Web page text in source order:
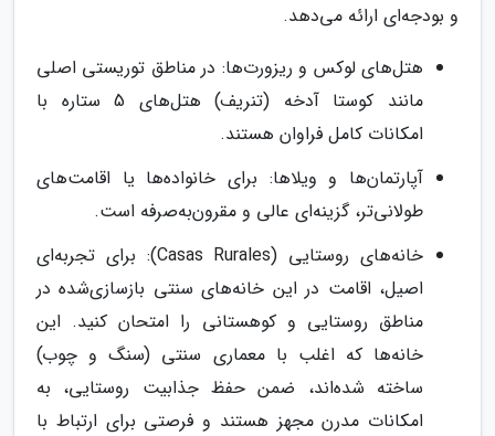
و بودجه‌ای ارائه می‌دهد.
هتل‌های لوکس و ریزورت‌ها: در مناطق توریستی اصلی
مانند کوستا آدخه (تنریف) هتل‌های 5 ستاره با
امکانات کامل فراوان هستند.
آپارتمان‌ها و ویلاها: برای خانواده‌ها یا اقامت‌های
طولانی‌تر، گزینه‌ای عالی و مقرون‌به‌صرفه است.
خانه‌های روستایی (Casas Rurales): برای تجربه‌ای
اصیل، اقامت در این خانه‌های سنتی بازسازی‌شده در
مناطق روستایی و کوهستانی را امتحان کنید. این
خانه‌ها که اغلب با معماری سنتی (سنگ و چوب)
ساخته شده‌اند، ضمن حفظ جذابیت روستایی، به
امکانات مدرن مجهز هستند و فرصتی برای ارتباط با